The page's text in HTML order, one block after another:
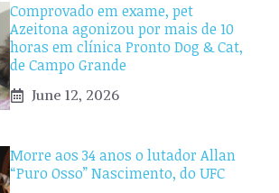
Comprovado em exame, pet
Azeitona agonizou por mais de 10
horas em clínica Pronto Dog & Cat,
de Campo Grande
June 12, 2026
Morre aos 34 anos o lutador Allan
“Puro Osso” Nascimento, do UFC